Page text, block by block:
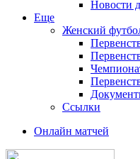
Новости
Еще
Женский
Ссылки
Онлайн матчей